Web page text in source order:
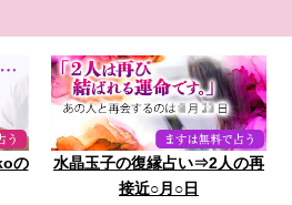
の
水晶玉子の復縁占い⇒2人の再
接近○月○日